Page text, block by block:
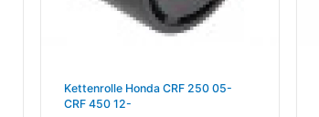
Kettenrolle Honda CRF 250 05-
CRF 450 12-